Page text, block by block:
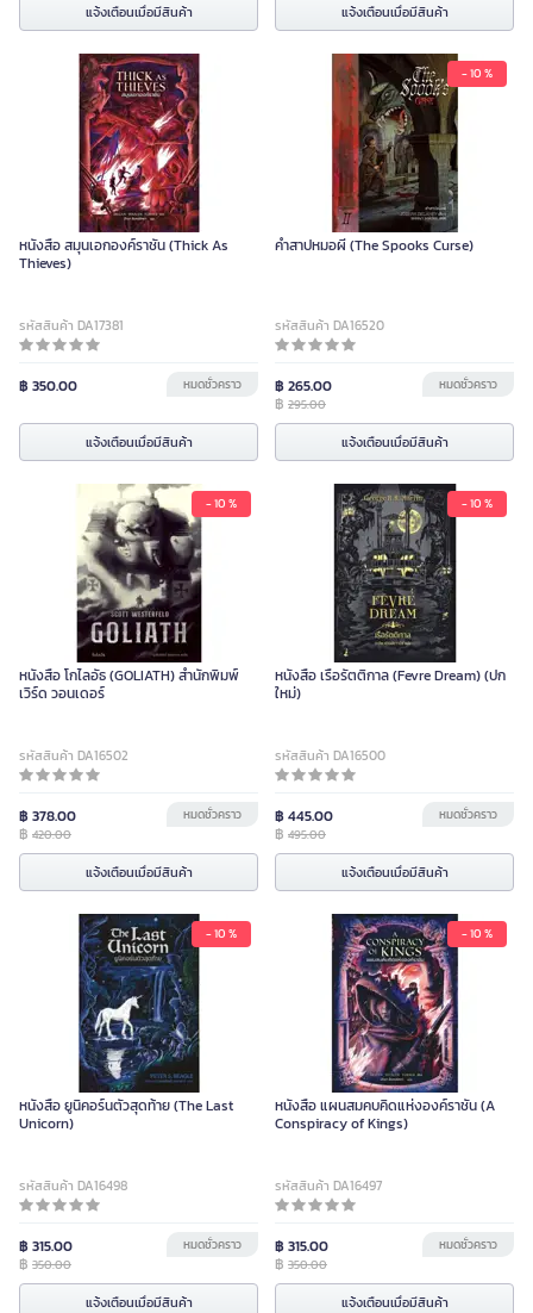
แจ้งเตือนเมื่อมีสินค้า แจ้งเตือนเมื่อมีสินค้า
หนังสือ สมุนเอกองค์ราชัน (Thick As
Thieves)
รหัสสินค้า DA17381
฿ 350.00 หมดชั่วคราว
แจ้งเตือนเมื่อมีสินค้า
- 10 %
คําสาปหมอผี (The Spooks Curse)
รหัสสินค้า DA16520
฿ 265.00
฿ 295.00
หมดชั่วคราว
แจ้งเตือนเมื่อมีสินค้า
- 10 %
หนังสือ โกไลอัธ (GOLIATH) สำนักพิมพ์
เวิร์ด วอนเดอร์
รหัสสินค้า DA16502
฿ 378.00
฿ 420.00
หมดชั่วคราว
แจ้งเตือนเมื่อมีสินค้า
- 10 %
หนังสือ เรือรัตติกาล (Fevre Dream) (ปก
ใหม่)
รหัสสินค้า DA16500
฿ 445.00
฿ 495.00
หมดชั่วคราว
แจ้งเตือนเมื่อมีสินค้า
- 10 %
หนังสือ ยูนิคอร์นตัวสุดท้าย (The Last
Unicorn)
รหัสสินค้า DA16498
฿ 315.00
฿ 350.00
หมดชั่วคราว
แจ้งเตือนเมื่อมีสินค้า
- 10 %
หนังสือ แผนสมคบคิดแห่งองค์ราชัน (A
Conspiracy of Kings)
รหัสสินค้า DA16497
฿ 315.00
฿ 350.00
หมดชั่วคราว
แจ้งเตือนเมื่อมีสินค้า